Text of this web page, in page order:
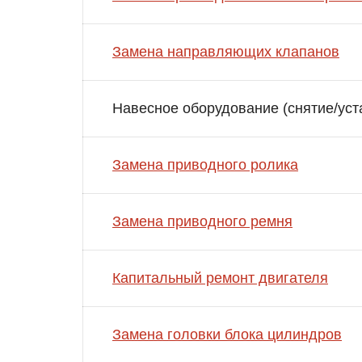
Замена направляющих клапанов
Навесное оборудование (снятие/
Замена приводного ролика
Замена приводного ремня
Капитальный ремонт двигателя
Замена головки блока цилиндров